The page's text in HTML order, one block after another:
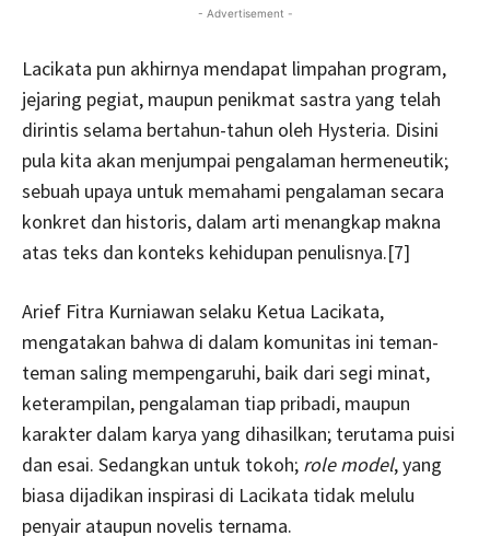
- Advertisement -
Lacikata pun akhirnya mendapat limpahan program,
jejaring pegiat, maupun penikmat sastra yang telah
dirintis selama bertahun-tahun oleh Hysteria. Disini
pula kita akan menjumpai pengalaman hermeneutik;
sebuah upaya untuk memahami pengalaman secara
konkret dan historis, dalam arti menangkap makna
atas teks dan konteks kehidupan penulisnya.[7]
Arief Fitra Kurniawan selaku Ketua Lacikata,
mengatakan bahwa di dalam komunitas ini teman-
teman saling mempengaruhi, baik dari segi minat,
keterampilan, pengalaman tiap pribadi, maupun
karakter dalam karya yang dihasilkan; terutama puisi
dan esai. Sedangkan untuk tokoh; role model, yang
biasa dijadikan inspirasi di Lacikata tidak melulu
penyair ataupun novelis ternama.